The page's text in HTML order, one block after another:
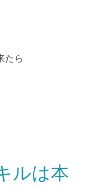
たら
ルは本